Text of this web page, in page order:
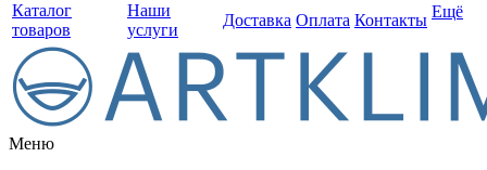
Каталог
товаров
Наши
услуги
Доставка Оплата Контакты Ещё
Меню